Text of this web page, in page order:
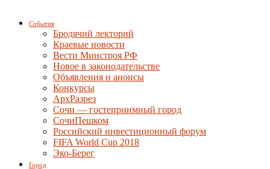
События
Бродячий лекторий
Краевые новости
Вести Минстроя РФ
Новое в законодательстве
Объявления и анонсы
Конкурсы
АрхРазрез
Сочи — гостеприимный город
СочиПешком
Российский инвестиционный форум
FIFA World Cup 2018
Эко-Берег
Город